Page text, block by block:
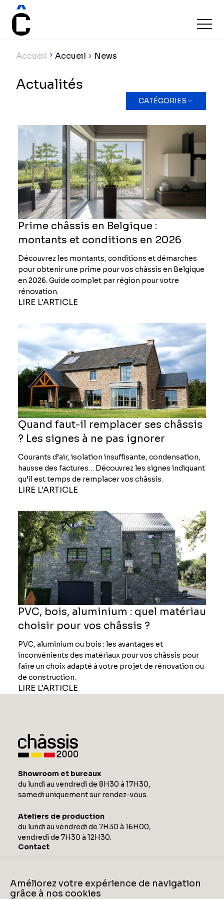
Accueil Accueil News
Actualités
CATÉGORIES
Prime châssis en Belgique :
montants et conditions en 2026
Découvrez les montants, conditions et démarches
pour obtenir une prime pour vos châssis en Belgique
en 2026. Guide complet par région pour votre
rénovation.
LIRE L'ARTICLE
Quand faut-il remplacer ses châssis
? Les signes à ne pas ignorer
Courants d’air, isolation insuffisante, condensation,
hausse des factures… Découvrez les signes indiquant
qu’il est temps de remplacer vos châssis.
LIRE L'ARTICLE
PVC, bois, aluminium : quel matériau
choisir pour vos châssis ?
PVC, aluminium ou bois : les avantages et
inconvénients des matériaux pour vos châssis pour
faire un choix adapté à votre projet de rénovation ou
de construction.
LIRE L'ARTICLE
Showroom et bureaux
du lundi au vendredi de 8H30 à 17H30,
samedi uniquement sur rendez-vous.
Ateliers de production
du lundi au vendredi de 7H30 à 16H00,
vendredi de 7H30 à 12H30.
Contact
BARCHON
Améliorez votre expérience de navigation
grâce à nos cookies